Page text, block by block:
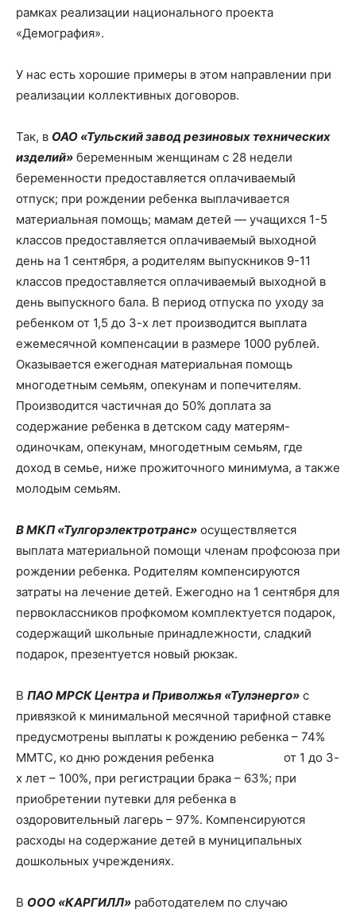
рамках реализации национального проекта
«Демография».
У нас есть хорошие примеры в этом направлении при
реализации коллективных договоров.
Так, в ОАО «Тульский завод резиновых технических
изделий» беременным женщинам с 28 недели
беременности предоставляется оплачиваемый
отпуск; при рождении ребенка выплачивается
материальная помощь; мамам детей — учащихся 1-5
классов предоставляется оплачиваемый выходной
день на 1 сентября, а родителям выпускников 9-11
классов предоставляется оплачиваемый выходной в
день выпускного бала. В период отпуска по уходу за
ребенком от 1,5 до 3-х лет производится выплата
ежемесячной компенсации в размере 1000 рублей.
Оказывается ежегодная материальная помощь
многодетным семьям, опекунам и попечителям.
Производится частичная до 50% доплата за
содержание ребенка в детском саду матерям-
одиночкам, опекунам, многодетным семьям, где
доход в семье, ниже прожиточного минимума, а также
молодым семьям.
В МКП «Тулгорэлектротранс» осуществляется
выплата материальной помощи членам профсоюза при
рождении ребенка. Родителям компенсируются
затраты на лечение детей. Ежегодно на 1 сентября для
первоклассников профкомом комплектуется подарок,
содержащий школьные принадлежности, сладкий
подарок, презентуется новый рюкзак.
В ПАО МРСК Центра и Приволжья «Тулэнерго» с
привязкой к минимальной месячной тарифной ставке
предусмотрены выплаты к рождению ребенка – 74%
ММТС, ко дню рождения ребенка от 1 до 3-
х лет – 100%, при регистрации брака – 63%; при
приобретении путевки для ребенка в
оздоровительный лагерь – 97%. Компенсируются
расходы на содержание детей в муниципальных
дошкольных учреждениях.
В ООО «КАРГИЛЛ» работодателем по случаю